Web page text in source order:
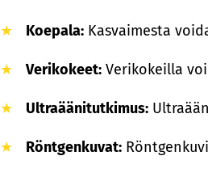
Koepala: Kasvaimesta
Verikokeet: Verikokeilla
Ultraäänitutkimus:
Röntgenkuvat: